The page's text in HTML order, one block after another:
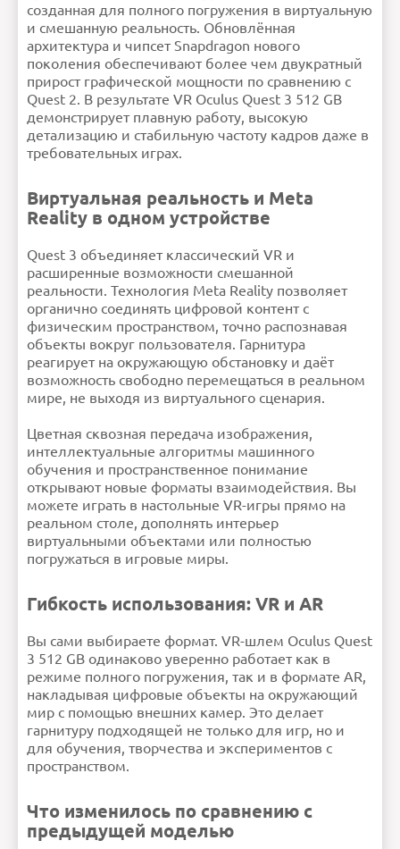
созданная для полного погружения в виртуальную
и смешанную реальность. Обновлённая
архитектура и чипсет Snapdragon нового
поколения обеспечивают более чем двукратный
прирост графической мощности по сравнению с
Quest 2. В результате VR Oculus Quest 3 512 GB
демонстрирует плавную работу, высокую
детализацию и стабильную частоту кадров даже в
требовательных играх.
Виртуальная реальность и Meta
Reality в одном устройстве
Quest 3 объединяет классический VR и
расширенные возможности смешанной
реальности. Технология Meta Reality позволяет
органично соединять цифровой контент с
физическим пространством, точно распознавая
объекты вокруг пользователя. Гарнитура
реагирует на окружающую обстановку и даёт
возможность свободно перемещаться в реальном
мире, не выходя из виртуального сценария.
Цветная сквозная передача изображения,
интеллектуальные алгоритмы машинного
обучения и пространственное понимание
открывают новые форматы взаимодействия. Вы
можете играть в настольные VR-игры прямо на
реальном столе, дополнять интерьер
виртуальными объектами или полностью
погружаться в игровые миры.
Гибкость использования: VR и AR
Вы сами выбираете формат. VR-шлем Oculus Quest
3 512 GB одинаково уверенно работает как в
режиме полного погружения, так и в формате AR,
накладывая цифровые объекты на окружающий
мир с помощью внешних камер. Это делает
гарнитуру подходящей не только для игр, но и
для обучения, творчества и экспериментов с
пространством.
Что изменилось по сравнению с
предыдущей моделью
межлинзового
расстояния
Расстояние между
линзами: 58–72 мм
Интерфейсы
микрофоном: 3.5
Wi-Fi 6E (2,4
6 ГГц)
1.5-2.9 ч
Объем встроенной
512 ГБ
Вес 515 г
Процессор
Snapdragon XR2 Gen 2
Дисплей два LCD
Ошибка в описании?
Внимание:HTML не поддерживается! Используйте
Рейтинг
Плохо Хорошо
Продолжить